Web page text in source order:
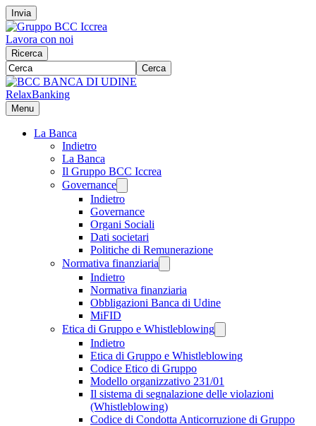
Invia
Lavora con noi
Ricerca
Cerca
RelaxBanking
Menu
La Banca
Indietro
La Banca
Il Gruppo BCC Iccrea
Governance
Indietro
Governance
Organi Sociali
Dati societari
Politiche di Remunerazione
Normativa finanziaria
Indietro
Normativa finanziaria
Obbligazioni Banca di Udine
MiFID
Etica di Gruppo e Whistleblowing
Indietro
Etica di Gruppo e Whistleblowing
Codice Etico di Gruppo
Modello organizzativo 231/01
Il sistema di segnalazione delle violazioni
(Whistleblowing)
Codice di Condotta Anticorruzione di Gruppo